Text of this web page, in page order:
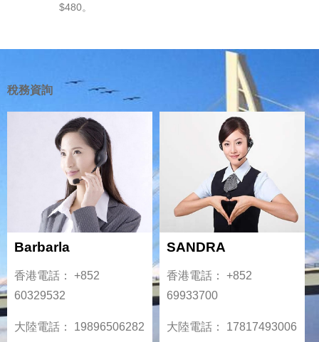
$480。
稅務資詢
Barbarla
香港電話： +852
60329532
大陸電話： 19896506282
SANDRA
香港電話： +852
69933700
大陸電話： 17817493006